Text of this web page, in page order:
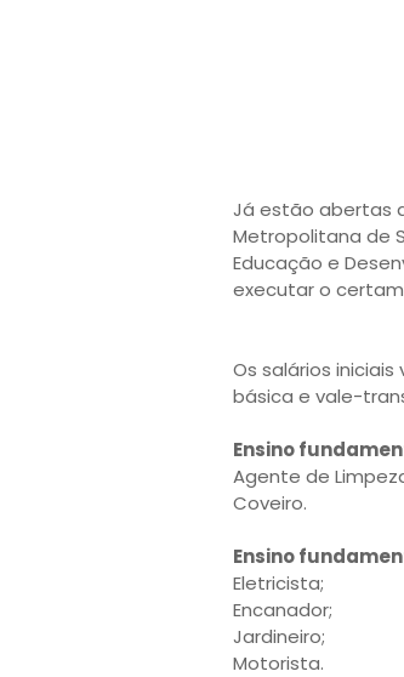
Já estão abertas
Metropolitana de
Educação e
executar o
Os salários iniciais
básica e vale-
Ensino
Agente de
Coveiro.
Ensino
Eletricista;
Encanador;
Jardineiro;
Motorista.